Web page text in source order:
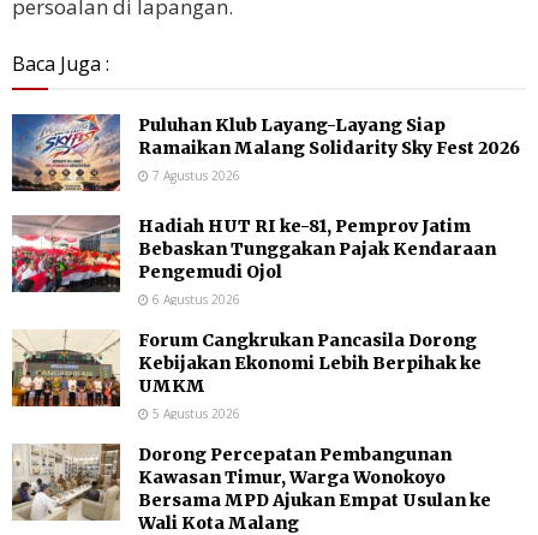
persoalan di lapangan.
Baca Juga :
Puluhan Klub Layang-Layang Siap
Ramaikan Malang Solidarity Sky Fest 2026
7 Agustus 2026
Hadiah HUT RI ke-81, Pemprov Jatim
Bebaskan Tunggakan Pajak Kendaraan
Pengemudi Ojol
6 Agustus 2026
Forum Cangkrukan Pancasila Dorong
Kebijakan Ekonomi Lebih Berpihak ke
UMKM
5 Agustus 2026
Dorong Percepatan Pembangunan
Kawasan Timur, Warga Wonokoyo
Bersama MPD Ajukan Empat Usulan ke
Wali Kota Malang